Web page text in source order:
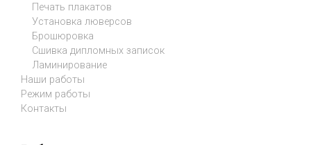
Печать плакатов
Установка люверсов
Брошюровка
Сшивка дипломных записок
Ламинирование
Наши работы
Режим работы
Контакты